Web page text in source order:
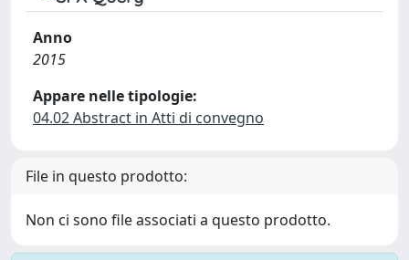
Anno
2015
Appare nelle tipologie:
04.02 Abstract in Atti di convegno
File in questo prodotto:
Non ci sono file associati a questo prodotto.